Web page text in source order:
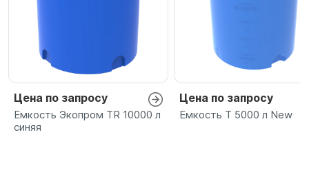
Цена по запросу
Емкость Экопром TR 10000 л
синяя
Цена по запросу
Емкость T 5000 л New